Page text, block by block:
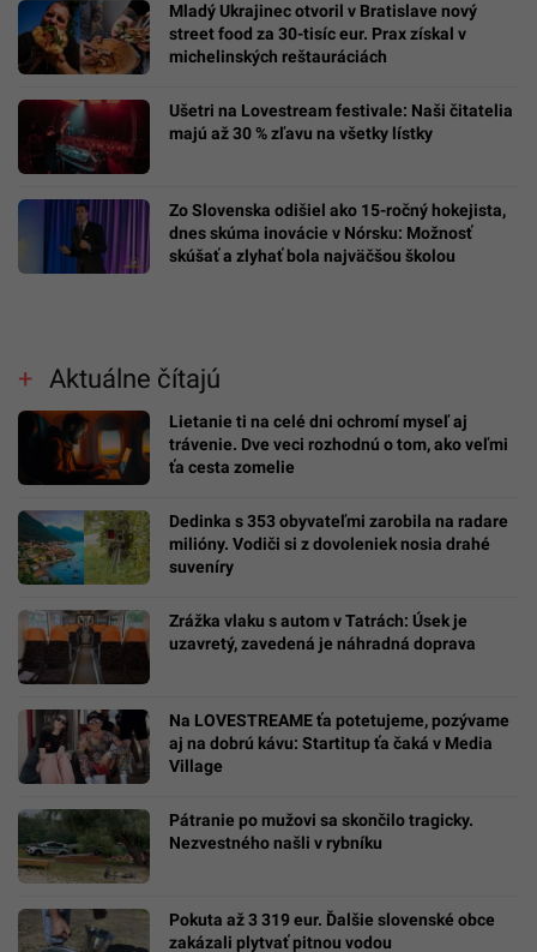
Mladý Ukrajinec otvoril v Bratislave nový
street food za 30-tisíc eur. Prax získal v
michelinských reštauráciách
Ušetri na Lovestream festivale: Naši čitatelia
majú až 30 % zľavu na všetky lístky
Zo Slovenska odišiel ako 15-ročný hokejista,
dnes skúma inovácie v Nórsku: Možnosť
skúšať a zlyhať bola najväčšou školou
Aktuálne čítajú
Lietanie ti na celé dni ochromí myseľ aj
trávenie. Dve veci rozhodnú o tom, ako veľmi
ťa cesta zomelie
Dedinka s 353 obyvateľmi zarobila na radare
milióny. Vodiči si z dovoleniek nosia drahé
suveníry
Zrážka vlaku s autom v Tatrách: Úsek je
uzavretý, zavedená je náhradná doprava
Na LOVESTREAME ťa potetujeme, pozývame
aj na dobrú kávu: Startitup ťa čaká v Media
Village
Pátranie po mužovi sa skončilo tragicky.
Nezvestného našli v rybníku
Pokuta až 3 319 eur. Ďalšie slovenské obce
zakázali plytvať pitnou vodou